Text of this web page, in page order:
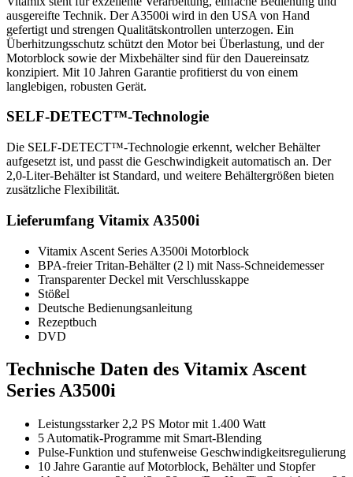
ausgereifte Technik. Der A3500i wird in den USA von Hand
gefertigt und strengen Qualitätskontrollen unterzogen. Ein
Überhitzungsschutz schützt den Motor bei Überlastung, und der
Motorblock sowie der Mixbehälter sind für den Dauereinsatz
konzipiert. Mit 10 Jahren Garantie profitierst du von einem
langlebigen, robusten Gerät.
SELF-DETECT™-Technologie
Die SELF-DETECT™-Technologie erkennt, welcher Behälter
aufgesetzt ist, und passt die Geschwindigkeit automatisch an. Der
2,0-Liter-Behälter ist Standard, und weitere Behältergrößen bieten
zusätzliche Flexibilität.
Lieferumfang Vitamix A3500i
Vitamix Ascent Series A3500i Motorblock
BPA-freier Tritan-Behälter (2 l) mit Nass-Schneidemesser
Transparenter Deckel mit Verschlusskappe
Stößel
Deutsche Bedienungsanleitung
Rezeptbuch
DVD
Technische Daten des Vitamix Ascent
Series A3500i
Leistungsstarker 2,2 PS Motor mit 1.400 Watt
5 Automatik-Programme mit Smart-Blending
Pulse-Funktion und stufenweise Geschwindigkeitsregulierung
10 Jahre Garantie auf Motorblock, Behälter und Stopfer